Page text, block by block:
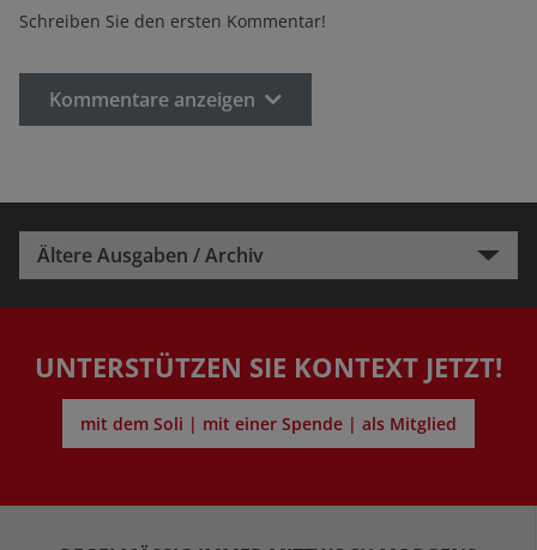
Schreiben Sie den ersten Kommentar!
Kommentare anzeigen
Ältere Ausgaben / Archiv
UNTERSTÜTZEN SIE KONTEXT JETZT!
mit dem Soli | mit einer Spende | als Mitglied